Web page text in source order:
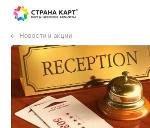
Новости и акции